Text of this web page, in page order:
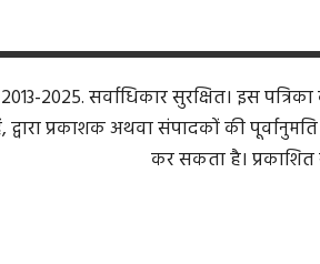
2025. सर्वाधिकार सुरक्षित। इस
द्वारा प्रकाशक अथवा संपादकों की
कर सकता है।